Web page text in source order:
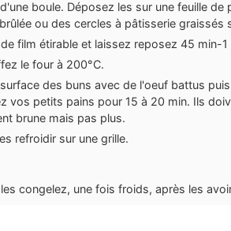
boule. Déposez les sur une feuille
ou des cercles à pâtisserie graissés
film étirable et laissez reposez 45 min-
le four à 200°C.
des buns avec de l'oeuf battus
vos petits pains pour 15 à 20 min. Ils
brune mais pas plus.
refroidir sur une grille.
congelez, une fois froids, après les